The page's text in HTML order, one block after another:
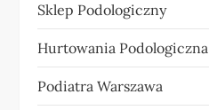
Sklep Podologiczny
Hurtowania Podologiczna
Podiatra Warszawa